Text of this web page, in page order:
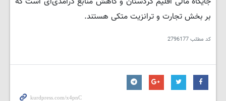
بر بخش تجارت و ترانزیت متکی هستند.
کد مطلب2796177